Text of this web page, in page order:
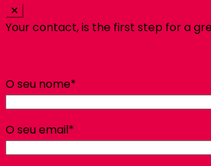
Your contact, is the first step for a
O seu nome*
O seu email*